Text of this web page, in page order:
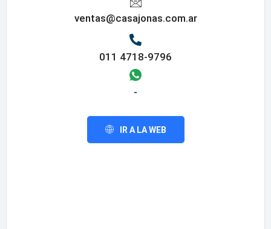
ventas@casajonas.com.ar
011 4718-9796
-
IR A LA WEB